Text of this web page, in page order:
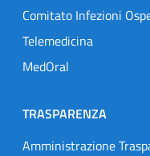
Comitato Infezioni
Telemedicina
MedOral
TRASPARENZA
Amministrazione